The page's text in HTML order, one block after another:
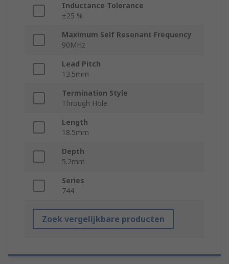
Inductance Tolerance
±25 %
Maximum Self Resonant Frequency
90MHz
Lead Pitch
13.5mm
Termination Style
Through Hole
Length
18.5mm
Depth
5.2mm
Series
744
Zoek vergelijkbare producten